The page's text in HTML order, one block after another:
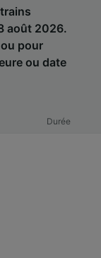
août 2026.
pour
ou date
Durée